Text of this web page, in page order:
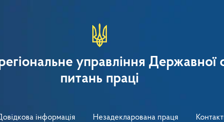
управління Державної
питань праці
інформація Незадекларована праця